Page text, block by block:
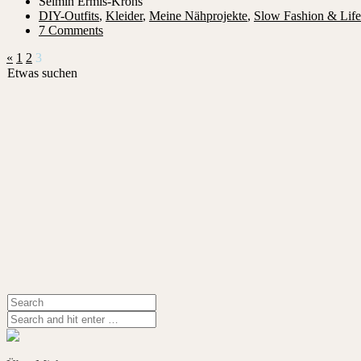
DIY-Outfits, Kleider, Meine Nähprojekte, Slow Fashion &
7 Comments
« 1 2 3
Etwas suchen